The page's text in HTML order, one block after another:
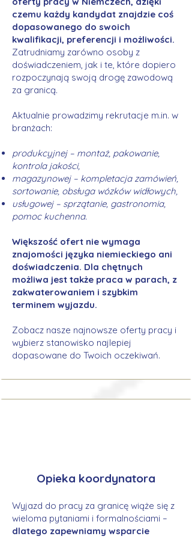
czemu każdy kandydat znajdzie coś
dopasowanego do swoich
kwalifikacji, preferencji i możliwości.
Zatrudniamy zarówno osoby z
doświadczeniem, jak i te, które dopiero
rozpoczynają swoją drogę zawodową
za granicą.
Aktualnie prowadzimy rekrutacje m.in. w
branżach:
produkcyjnej – montaż, pakowanie,
kontrola jakości,
magazynowej – kompletacja zamówień,
sortowanie, obsługa wózków widłowych,
usługowej – sprzątanie, gastronomia,
pomoc kuchenna.
Większość ofert nie wymaga
znajomości języka niemieckiego ani
doświadczenia. Dla chętnych
możliwa jest także praca w parach, z
zakwaterowaniem i szybkim
terminem wyjazdu.
Zobacz nasze najnowsze oferty pracy i
wybierz stanowisko najlepiej
dopasowane do Twoich oczekiwań.
Opieka koordynatora
Wyjazd do pracy za granicę wiąże się z
wieloma pytaniami i formalnościami –
dlatego zapewniamy wsparcie